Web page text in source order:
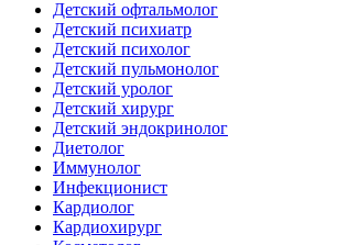
Детский офтальмолог
Детский психиатр
Детский психолог
Детский пульмонолог
Детский уролог
Детский хирург
Детский эндокринолог
Диетолог
Иммунолог
Инфекционист
Кардиолог
Кардиохирург